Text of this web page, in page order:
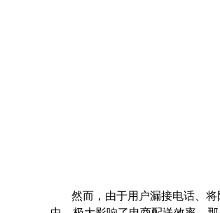
然而，由于用户漏接电话、